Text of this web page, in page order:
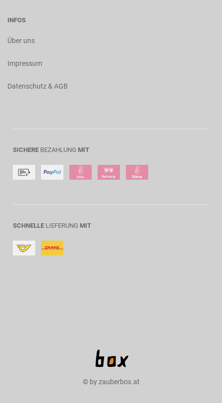
INFOS
Über uns
Impressum
Datenschutz & AGB
SICHERE BEZAHLUNG MIT
SCHNELLE LIEFERUNG MIT
© by zauberbox.at